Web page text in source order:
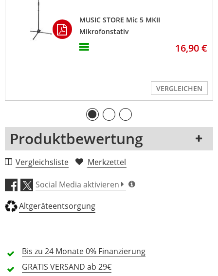
MUSIC STORE Mic 5 MKII
Mikrofonstativ
16,90 €
VERGLEICHEN
Produktbewertung
1 Rezension
5 Sterne
4 Sterne
3 Sterne
Vergleichsliste Merkzettel
Social Media aktivieren
Altgeräteentsorgung
Bis zu 24 Monate0% Finanzierung
GRATIS VERSAND ab 29€